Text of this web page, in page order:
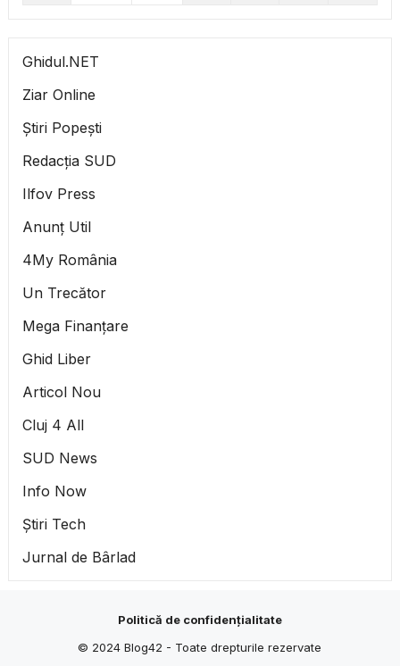
Ghidul.NET
Ziar Online
Știri Popești
Redacția SUD
Ilfov Press
Anunț Util
4My România
Un Trecător
Mega Finanțare
Ghid Liber
Articol Nou
Cluj 4 All
SUD News
Info Now
Știri Tech
Jurnal de Bârlad
Politică de confidențialitate
© 2024Blog42 - Toate drepturile rezervate